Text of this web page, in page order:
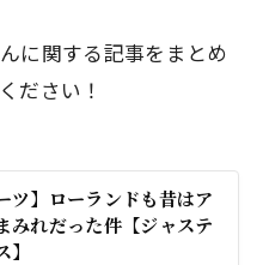
に関する記事をまとめ
ださい！
ツ】ローランドも昔はア
みれだった件【ジャステ